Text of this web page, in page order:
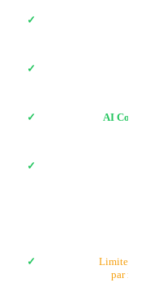
✓
✓
✓ AI
✓
✓
Limite de 40
par réunion